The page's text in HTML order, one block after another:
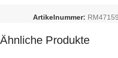
Artikelnummer:
Ähnliche Produkte